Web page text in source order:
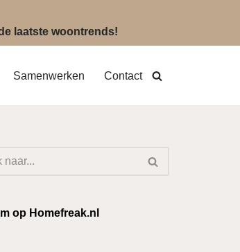
laatste woontrends!
Samenwerken Contact
op Homefreak.nl